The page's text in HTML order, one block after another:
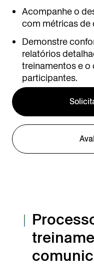
Acompanhe o
com métricas de
Demonstre
relatórios
treinamentos e
participantes.